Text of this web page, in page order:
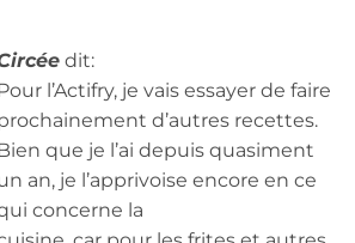
dit:
l’Actifry, je vais essayer de faire
d’autres recettes.
que je l’ai depuis quasiment
an, je l’apprivoise encore en ce
concerne la